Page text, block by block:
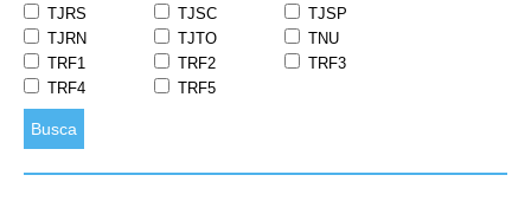
TJRS
TJSC
TJSP
TJRN
TJTO
TNU
TRF1
TRF2
TRF3
TRF4
TRF5
Busca